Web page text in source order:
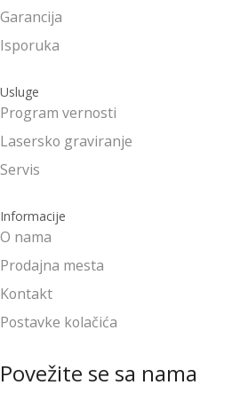
Garancija
Isporuka
Usluge
Program vernosti
Lasersko graviranje
Servis
Informacije
O nama
Prodajna mesta
Kontakt
Postavke kolačića
Povežite se sa nama